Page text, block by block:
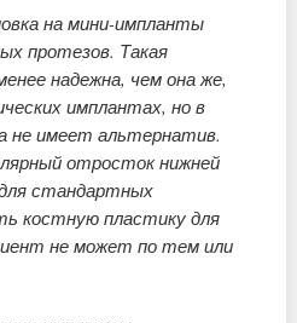
на мини-импланты
протезов. Такая
надежна, чем она же,
имплантах, но в
не имеет альтернатив.
отросток нижней
стандартных
костную пластику для
не может по тем или